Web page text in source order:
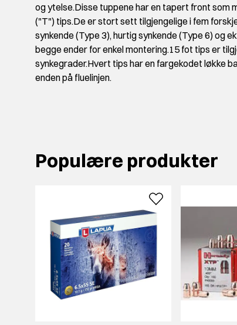
og ytelse.Disse tuppene har en tapert front som
("T") tips.De er stort sett tilgjengelige i fem
synkende (Type 3), hurtig synkende (Type 6) og
begge ender for enkel montering.15 fot tips er
synkegrader.Hvert tips har en fargekodet løkke
enden på fluelinjen.
Populære produkter